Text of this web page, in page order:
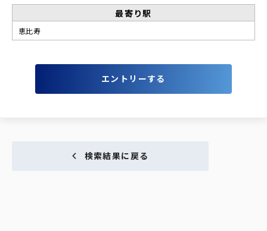
最寄り駅
恵比寿
エントリーする
検索結果に戻る